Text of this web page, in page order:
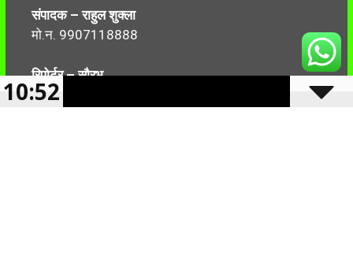
संपादक – राहुल शुक्ला
मो.न. 9907118888
रिपोर्टर – सौरभ
मो.न.-7499999906
10:52